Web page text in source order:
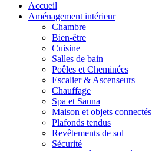
Accueil
Aménagement intérieur
Chambre
Bien-être
Cuisine
Salles de bain
Poêles et Cheminées
Escalier & Ascenseurs
Chauffage
Spa et Sauna
Maison et objets connectés
Plafonds tendus
Revêtements de sol
Sécurité